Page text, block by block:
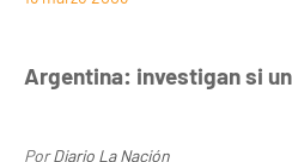
Argentina: investigan si
PorDiario La Nación